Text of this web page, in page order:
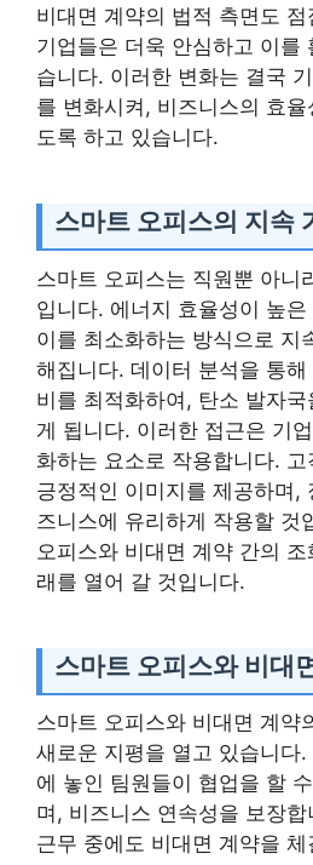
비대면 계약의 법적 측면도
기업들은 더욱 안심하고 이를
습니다. 이러한 변화는 결국
를 변화시켜, 비즈니스의 효
도록 하고 있습니다.
스마트 오피스의 지속
스마트 오피스는 직원뿐 아니
입니다. 에너지 효율성이 높
이를 최소화하는 방식으로 지
해집니다. 데이터 분석을 통
비를 최적화하여, 탄소 발자
게 됩니다. 이러한 접근은 기
화하는 요소로 작용합니다.
긍정적인 이미지를 제공하며,
즈니스에 유리하게 작용할 것
오피스와 비대면 계약 간의
래를 열어 갈 것입니다.
스마트 오피스와 비대
스마트 오피스와 비대면 계약
새로운 지평을 열고 있습니다
에 놓인 팀원들이 협업을 할
며, 비즈니스 연속성을 보장
근무 중에도 비대면 계약을